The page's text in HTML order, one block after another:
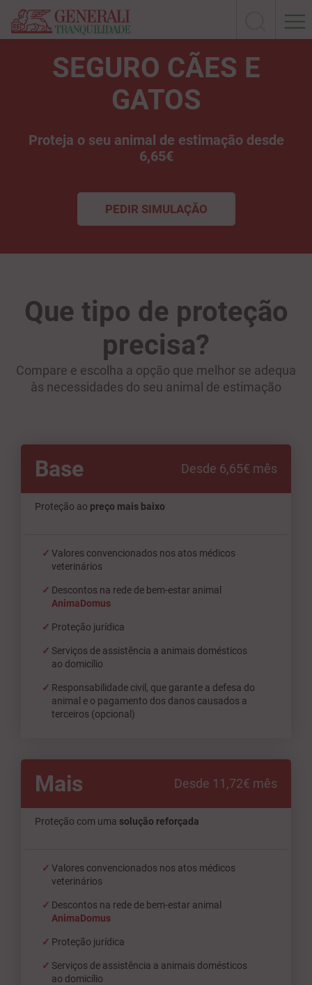
SEGURO CÃES E
GATOS
Proteja o seu animal de estimação desde
6,65€
PEDIR SIMULAÇÃO
Que tipo de proteção
precisa?
Compare e escolha a opção que melhor se adequa
às necessidades do seu animal de estimação
Base Desde 6,65€ mês
Proteção ao preço mais baixo
Valores convencionados nos atos médicos
veterinários
Descontos na rede de bem-estar animal
AnimaDomus
Proteção jurídica
Serviços de assistência a animais domésticos
ao domicílio
Responsabilidade civil, que garante a defesa do
animal e o pagamento dos danos causados a
terceiros (opcional)
Mais Desde 11,72€ mês
Proteção com uma solução reforçada
Valores convencionados nos atos médicos
veterinários
Descontos na rede de bem-estar animal
AnimaDomus
Proteção jurídica
Serviços de assistência a animais domésticos
ao domicílio